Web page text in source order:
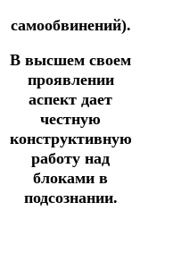
самообвинений).
В высшем своем
проявлении
аспект дает
честную
конструктивную
работу над
блоками в
подсознании.